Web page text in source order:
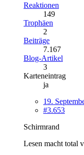
Reaktionen
149
Trophäen
2
Beiträge
7.167
Blog-Artikel
3
Karteneintrag
ja
19.
#3.653
Schirmrand
Lesen macht total